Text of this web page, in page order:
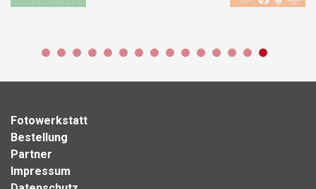
Fotowerkstatt
Bestellung
Partner
Impressum